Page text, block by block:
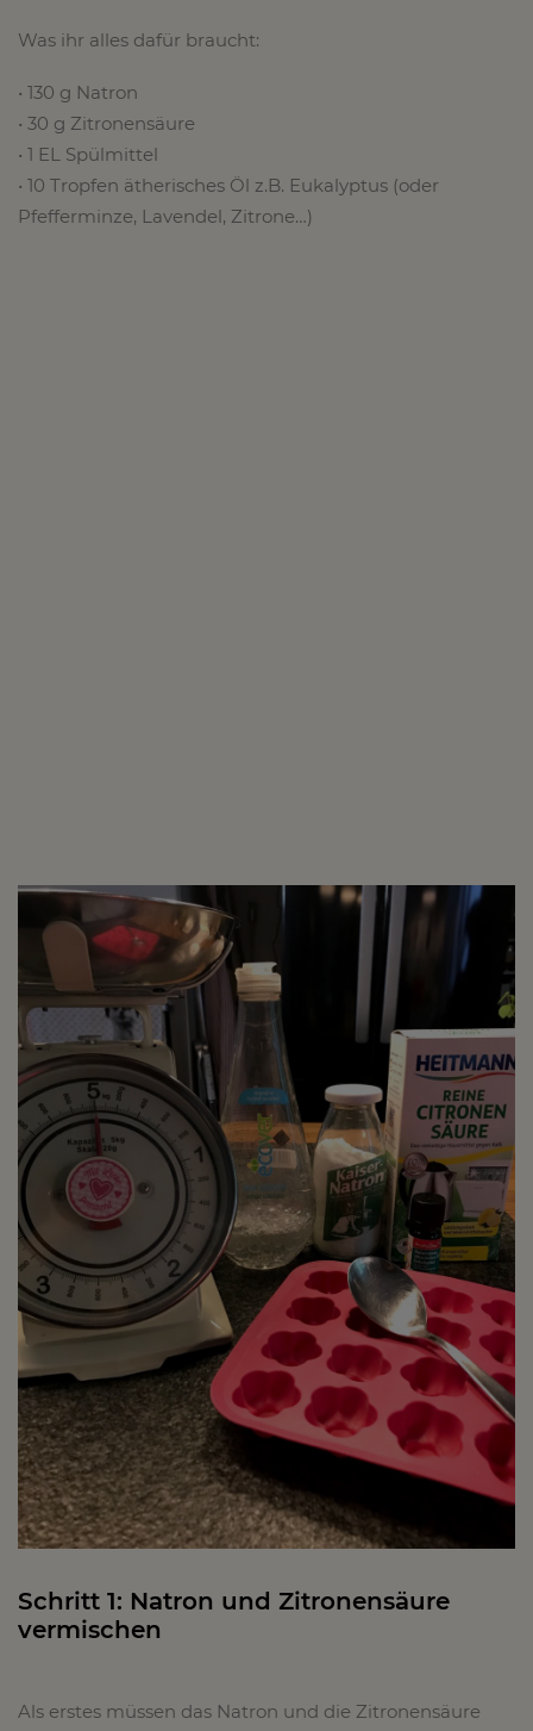
Was ihr alles dafür braucht:
• 130 g Natron
• 30 g Zitronensäure
• 1 EL Spülmittel
• 10 Tropfen ätherisches Öl z.B. Eukalyptus (oder
Pfefferminze, Lavendel, Zitrone…)
Schritt 1: Natron und Zitronensäure
vermischen
Als erstes müssen das Natron und die Zitronensäure